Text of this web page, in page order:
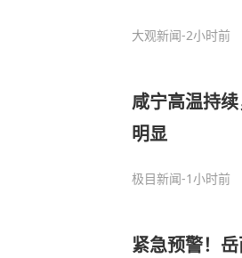
大观新闻-2小时前
咸宁高温持
明显
极目新闻-1小时前
紧急预警！